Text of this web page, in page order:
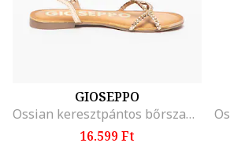
GIOSEPPO
Ossian keresztpántos bőrszandál
16.599 Ft